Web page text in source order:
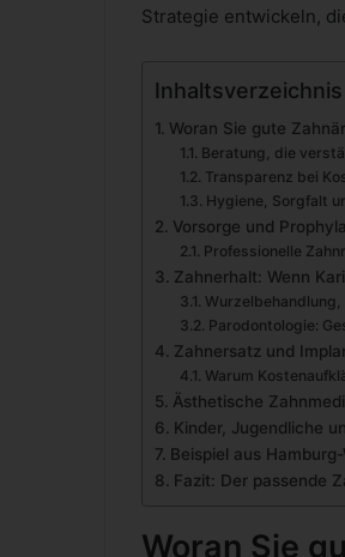
Strategie entwickeln,
Inhaltsverzeichnis
Woran Sie gute
Beratung, die
Transparenz bei
Hygiene, Sorgfalt
Vorsorge und
Professionelle
Zahnerhalt: Wenn
Wurzelbehandlung,
Parodontologie:
Zahnersatz und
Warum
Ästhetische
Kinder, Jugendliche
Beispiel aus
Fazit: Der passende
Woran Sie